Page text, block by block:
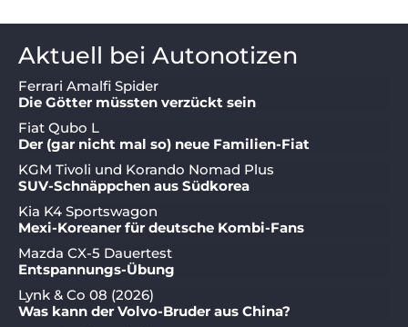
Aktuell bei Autonotizen
Ferrari Amalfi Spider
Die Götter müssten verzückt sein
Fiat Qubo L
Der (gar nicht mal so) neue Familien-Fiat
KGM Tivoli und Korando Nomad Plus
SUV-Schnäppchen aus Südkorea
Kia K4 Sportswagon
Mexi-Koreaner für deutsche Kombi-Fans
Mazda CX-5 Dauertest
Entspannungs-Übung
Lynk & Co 08 (2026)
Was kann der Volvo-Bruder aus China?